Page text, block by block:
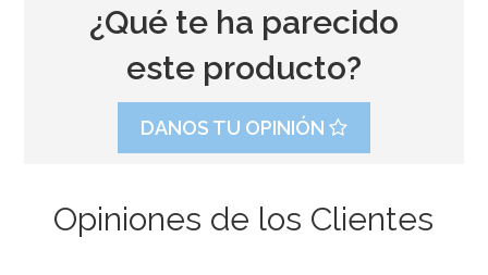
¿Qué te ha parecido
este producto?
DANOS TU OPINIÓN
Opiniones de los Clientes